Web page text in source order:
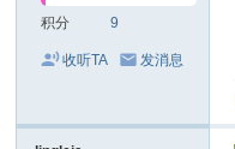
积分 9
收听TA 发消息